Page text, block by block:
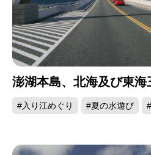
澎湖本島、北海及び東海
#入り江めぐり #夏の水遊び